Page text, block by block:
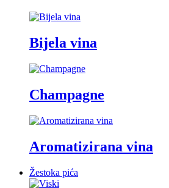
Bijela vina
Champagne
Aromatizirana vina
Žestoka pića